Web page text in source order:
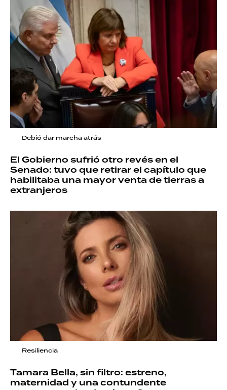
Debió dar marcha atrás
El Gobierno sufrió otro revés en el
Senado: tuvo que retirar el capítulo que
habilitaba una mayor venta de tierras a
extranjeros
Resiliencia
Tamara Bella, sin filtro: estreno,
maternidad y una contundente